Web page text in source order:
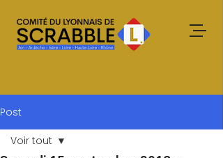
Post
Voir tout